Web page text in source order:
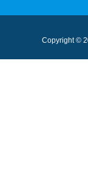
Copyright ©